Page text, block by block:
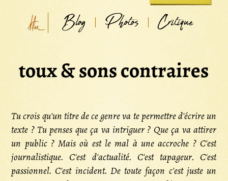
Blog Photos Critique
toux & sons contraires
Tu crois qu'un titre de ce genre va te permettre d'écrire un
texte ? Tu penses que ça va intriguer ? Que ça va attirer
un public ? Mais où est le mal à une accroche ? C'est
journalistique. C'est d'actualité. C'est tapageur. C'est
passionnel. C'est incident. De toute façon c'est juste un